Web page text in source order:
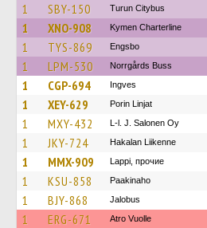
1 SBY-150 Turun Citybus
1 XNO-908 Kymen Charterline
1 TYS-869 Engsbo
1 LPM-530 Norrgårds Buss
1 CGP-694 Ingves
1 XEY-629 Porin Linjat
1 MXY-432 L-l. J. Salonen Oy
1 JKY-724 Hakalan Liikenne
1 MMX-909 Lappi, прочие
1 KSU-858 Paakinaho
1 BJY-868 Jalobus
1 ERG-671 Atro Vuolle